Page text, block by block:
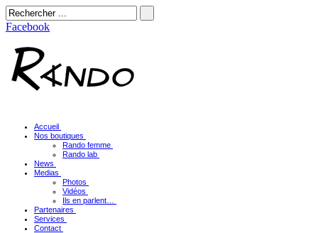
Facebook
Accueil
Nos boutiques
Rando femme
Rando lab
News
Medias
Photos
Vidéos
Ils en parlent…
Partenaires
Services
Contact